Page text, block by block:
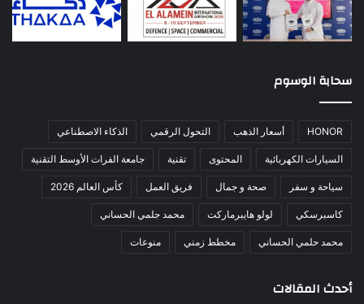
سحابة الوسوم
HONOR أسعار الذهب التحول الرقمي الذكاء الاصطناعي
السيارات الكهربائية المحتوى تقنية جامعة الفرات الأوسط التقنية
سياحة و سفر صحة و جمال فريق العمل كأس العالم 2026
كاسبرسكي لولو هايبرماركت محمد جلمي الحساني
محمد حلمي الحساني مخطط زمني منوعات
أحدث المقالات